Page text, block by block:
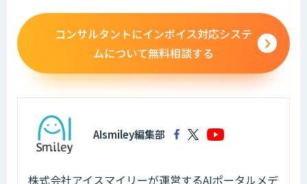
コンサルタントにインボイス対応システ
ムについて無料相談する
AIsmiley編集部
株式会社アイスマイリーが運営するAIポータルメデ